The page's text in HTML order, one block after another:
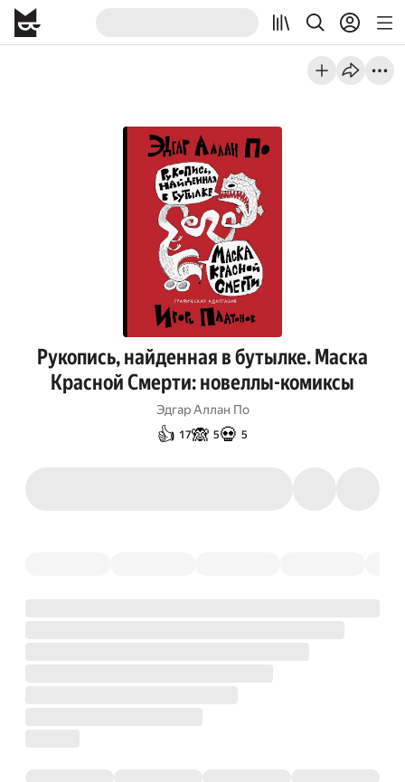
Рукопись, найденная в бутылке. Маска
Красной Смерти: новеллы-комиксы
Эдгар Аллан По
👍 17🙈 5💀 5